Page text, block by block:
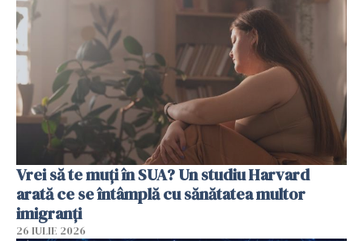
Vrei să te muți în SUA? Un studiu Harvard
arată ce se întâmplă cu sănătatea multor
imigranți
26 IULIE 2026